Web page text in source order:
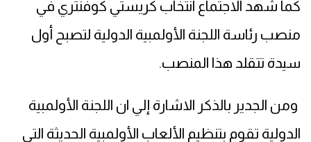
كما شهد الاجتماع انتخاب كريستي كوفنتري في
منصب رئاسة اللجنة الأولمبية الدولية لتصبح أول
سيدة تتقلد هذا المنصب.
ومن الجدير بالذكر الاشارة إلي ان اللجنة الأولمبية
الدولية تقوم بتنظيم الألعاب الأولمبية الحديثة التي